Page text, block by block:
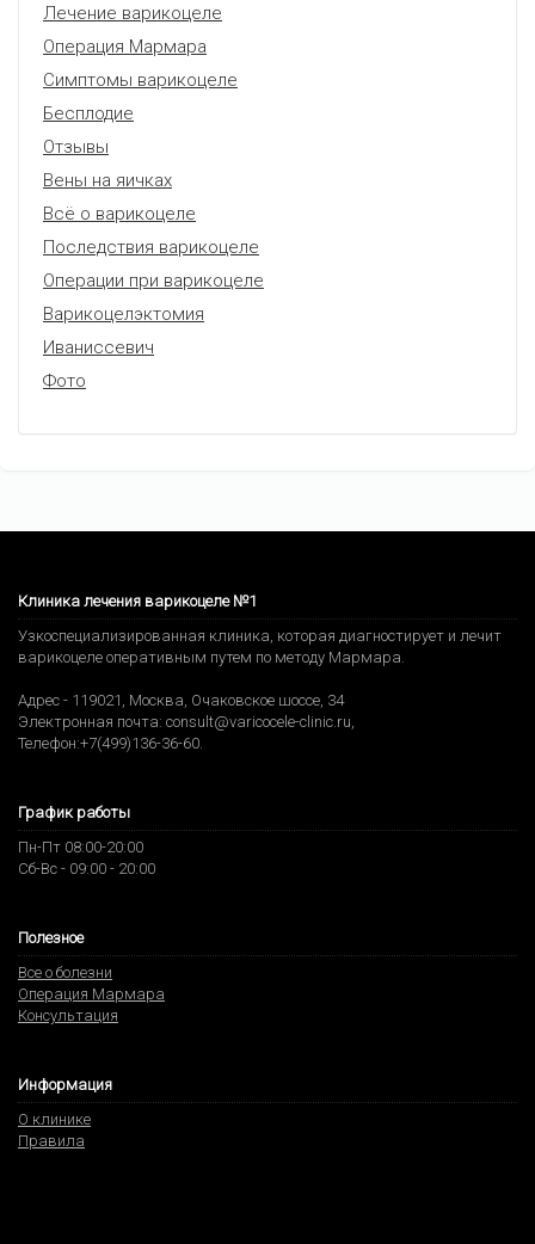
Лечение варикоцеле
Операция Мармара
Симптомы варикоцеле
Бесплодие
Отзывы
Вены на яичках
Всё о варикоцеле
Последствия варикоцеле
Операции при варикоцеле
Варикоцелэктомия
Иваниссевич
Фото
Клиника лечения варикоцеле №1
Узкоспециализированная клиника, которая диагностирует и лечит
варикоцеле оперативным путем по методу Мармара.
Адрес - 119021 Москва Очаковское шоссе, 34
Электронная почта: consult@varicocele-clinic.ru
Телефон:+7(499)136-36-60
График работы
Пн-Пт 08:00-20:00
Сб-Вс - 09:00 - 20:00
Полезное
Все о болезни
Операция Мармара
Консультация
Информация
О клинике
Правила